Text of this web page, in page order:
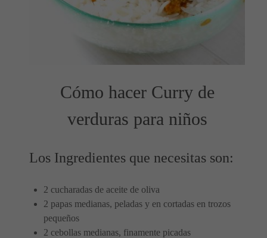
Cómo hacer Curry de
verduras para niños
Los Ingredientes que necesitas son:
2 cucharadas de aceite de oliva
2 papas medianas, peladas y en cortadas en trozos
pequeños
2 cebollas medianas, finamente picadas